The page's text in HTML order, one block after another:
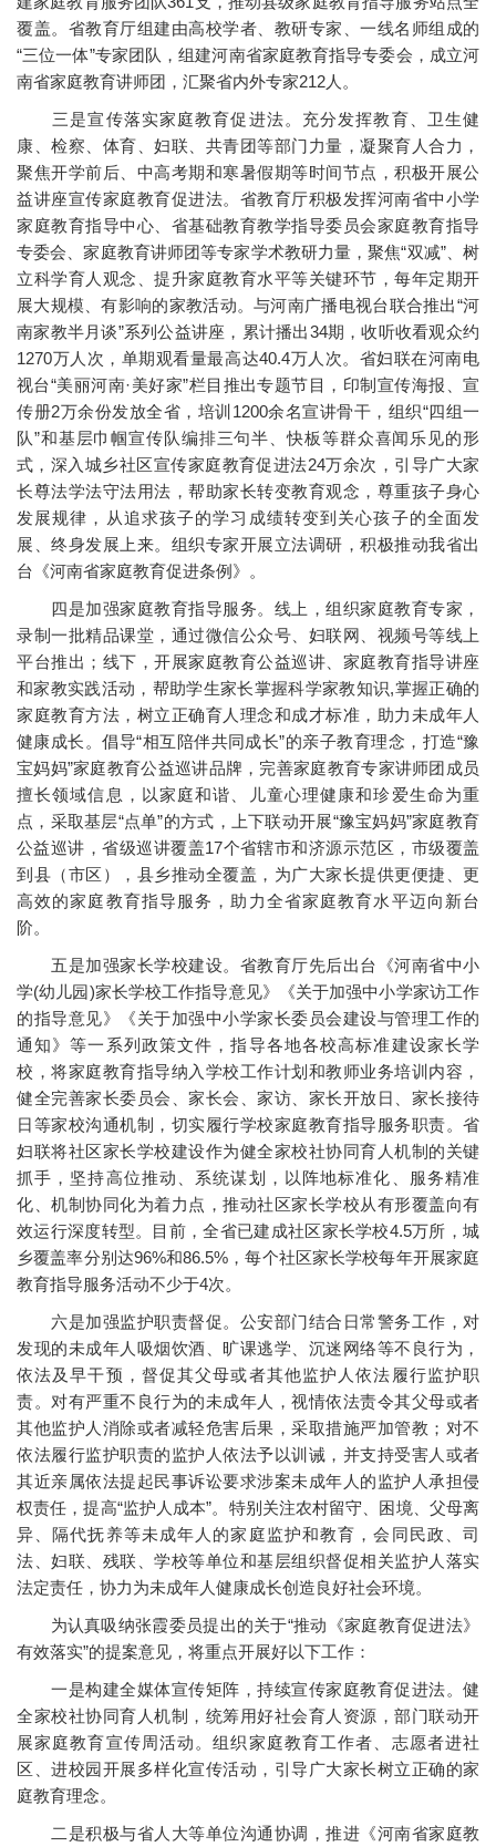
覆盖。省教育厅组建由高校学者、教研专家、一线名师组成的
“三位一体”专家团队，组建河南省家庭教育指导专委会，成立河
南省家庭教育讲师团，汇聚省内外专家212人。
三是宣传落实家庭教育促进法。充分发挥教育、卫生健
康、检察、体育、妇联、共青团等部门力量，凝聚育人合力，
聚焦开学前后、中高考期和寒暑假期等时间节点，积极开展公
益讲座宣传家庭教育促进法。省教育厅积极发挥河南省中小学
家庭教育指导中心、省基础教育教学指导委员会家庭教育指导
专委会、家庭教育讲师团等专家学术教研力量，聚焦“双减”、树
立科学育人观念、提升家庭教育水平等关键环节，每年定期开
展大规模、有影响的家教活动。与河南广播电视台联合推出“河
南家教半月谈”系列公益讲座，累计播出34期，收听收看观众约
1270万人次，单期观看量最高达40.4万人次。省妇联在河南电
视台“美丽河南·美好家”栏目推出专题节目，印制宣传海报、宣
传册2万余份发放全省，培训1200余名宣讲骨干，组织“四组一
队”和基层巾帼宣传队编排三句半、快板等群众喜闻乐见的形
式，深入城乡社区宣传家庭教育促进法24万余次，引导广大家
长尊法学法守法用法，帮助家长转变教育观念，尊重孩子身心
发展规律，从追求孩子的学习成绩转变到关心孩子的全面发
展、终身发展上来。组织专家开展立法调研，积极推动我省出
台《河南省家庭教育促进条例》。
四是加强家庭教育指导服务。线上，组织家庭教育专家，
录制一批精品课堂，通过微信公众号、妇联网、视频号等线上
平台推出；线下，开展家庭教育公益巡讲、家庭教育指导讲座
和家教实践活动，帮助学生家长掌握科学家教知识,掌握正确的
家庭教育方法，树立正确育人理念和成才标准，助力未成年人
健康成长。倡导“相互陪伴共同成长”的亲子教育理念，打造“豫
宝妈妈”家庭教育公益巡讲品牌，完善家庭教育专家讲师团成员
擅长领域信息，以家庭和谐、儿童心理健康和珍爱生命为重
点，采取基层“点单”的方式，上下联动开展“豫宝妈妈”家庭教育
公益巡讲，省级巡讲覆盖17个省辖市和济源示范区，市级覆盖
到县（市区），县乡推动全覆盖，为广大家长提供更便捷、更
高效的家庭教育指导服务，助力全省家庭教育水平迈向新台
阶。
五是加强家长学校建设。省教育厅先后出台《河南省中小
学(幼儿园)家长学校工作指导意见》《关于加强中小学家访工作
的指导意见》《关于加强中小学家长委员会建设与管理工作的
通知》等一系列政策文件，指导各地各校高标准建设家长学
校，将家庭教育指导纳入学校工作计划和教师业务培训内容，
健全完善家长委员会、家长会、家访、家长开放日、家长接待
日等家校沟通机制，切实履行学校家庭教育指导服务职责。省
妇联将社区家长学校建设作为健全家校社协同育人机制的关键
抓手，坚持高位推动、系统谋划，以阵地标准化、服务精准
化、机制协同化为着力点，推动社区家长学校从有形覆盖向有
效运行深度转型。目前，全省已建成社区家长学校4.5万所，城
乡覆盖率分别达96%和86.5%，每个社区家长学校每年开展家庭
教育指导服务活动不少于4次。
六是加强监护职责督促。公安部门结合日常警务工作，对
发现的未成年人吸烟饮酒、旷课逃学、沉迷网络等不良行为，
依法及早干预，督促其父母或者其他监护人依法履行监护职
责。对有严重不良行为的未成年人，视情依法责令其父母或者
其他监护人消除或者减轻危害后果，采取措施严加管教；对不
依法履行监护职责的监护人依法予以训诫，并支持受害人或者
其近亲属依法提起民事诉讼要求涉案未成年人的监护人承担侵
权责任，提高“监护人成本”。特别关注农村留守、困境、父母离
异、隔代抚养等未成年人的家庭监护和教育，会同民政、司
法、妇联、残联、学校等单位和基层组织督促相关监护人落实
法定责任，协力为未成年人健康成长创造良好社会环境。
为认真吸纳张霞委员提出的关于“推动《家庭教育促进法》
有效落实”的提案意见，将重点开展好以下工作：
一是构建全媒体宣传矩阵，持续宣传家庭教育促进法。健
全家校社协同育人机制，统筹用好社会育人资源，部门联动开
展家庭教育宣传周活动。组织家庭教育工作者、志愿者进社
区、进校园开展多样化宣传活动，引导广大家长树立正确的家
庭教育理念。
二是积极与省人大等单位沟通协调，推进《河南省家庭教